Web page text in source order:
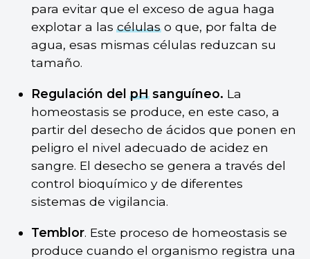
para evitar que el exceso de agua haga
explotar a lascélulaso que, por falta de
agua, esas mismas células reduzcan su
tamaño.
Regulación delpHsanguíneo. La
homeostasis se produce, en este caso, a
partir del desecho de ácidos que ponen en
peligro el nivel adecuado de acidez en
sangre. El desecho se genera a través del
control bioquímico y de diferentes
sistemas de vigilancia.
Temblor. Este proceso de homeostasis se
produce cuando el organismo registra una